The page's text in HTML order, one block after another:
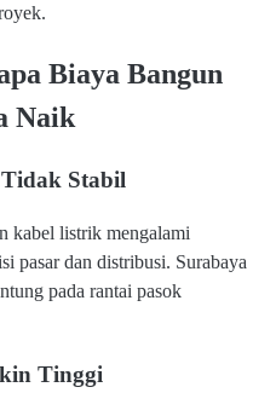
Biaya Bangun
Naik
Stabil
kabel listrik mengalami
pasar dan distribusi. Surabaya
pada rantai pasok
Tinggi